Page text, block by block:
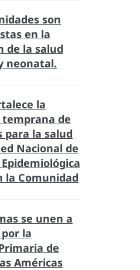
son
en la
de la salud
neonatal.
la
de
para la salud
Nacional de
la Comunidad
se unen a
la
de
Américas